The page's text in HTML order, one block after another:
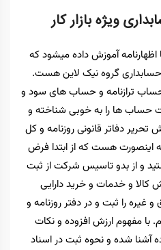
ویژه بازار کار
آموزش داده میشود که
حسابداری گروه نیک لاین هست.
ترازنامه و حساب های سود و
حساب ها را به خوبی شناخته و
دفاتر قانونی روزنامه و کل
اینصورت هست که از ابتدا فرض
و از بدو تاسیس شرکت از ثبت
و خدمات و خرید دارایی
را ثبت و در دفتر روزنامه و
با مفهوم ارزش افزوده و نکات
آشنا شده و نحوه ثبت در اسناد